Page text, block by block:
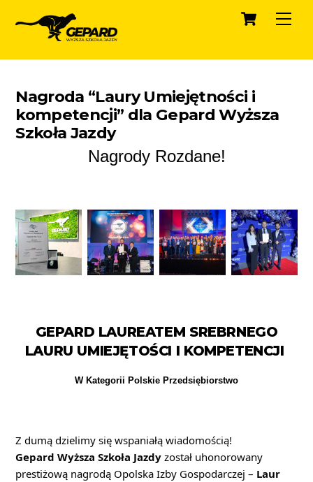
Cart
Nagroda “Laury Umiejętności i
kompetencji” dla Gepard Wyższa
Szkoła Jazdy
Nagrody Rozdane!
GEPARD LAUREATEM SREBRNEGO
LAURU UMIEJĘTOŚCI I KOMPETENCJI
W Kategorii Polskie Przedsiębiorstwo
Z dumą dzielimy się wspaniałą wiadomością!
Gepard Wyższa Szkoła Jazdy został uhonorowany
prestiżową nagrodą Opolska Izby Gospodarczej – Laur